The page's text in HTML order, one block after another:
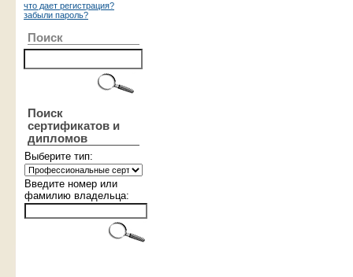
что дает регистрация?
забыли пароль?
Поиск
Поиск
сертификатов и
дипломов
Выберите тип:
Введите номер или
фамилию владельца: